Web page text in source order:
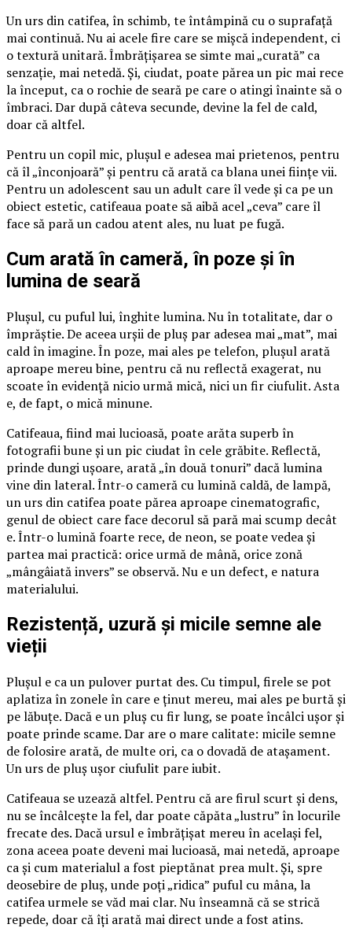
Un urs din catifea, în schimb, te întâmpină cu o suprafață
mai continuă. Nu ai acele fire care se mișcă independent, ci
o textură unitară. Îmbrățișarea se simte mai „curată” ca
senzație, mai netedă. Și, ciudat, poate părea un pic mai rece
la început, ca o rochie de seară pe care o atingi înainte să o
îmbraci. Dar după câteva secunde, devine la fel de cald,
doar că altfel.
Pentru un copil mic, plușul e adesea mai prietenos, pentru
că îl „înconjoară” și pentru că arată ca blana unei ființe vii.
Pentru un adolescent sau un adult care îl vede și ca pe un
obiect estetic, catifeaua poate să aibă acel „ceva” care îl
face să pară un cadou atent ales, nu luat pe fugă.
Cum arată în cameră, în poze și în
lumina de seară
Plușul, cu puful lui, înghite lumina. Nu în totalitate, dar o
împrăștie. De aceea urșii de pluș par adesea mai „mat”, mai
cald în imagine. În poze, mai ales pe telefon, plușul arată
aproape mereu bine, pentru că nu reflectă exagerat, nu
scoate în evidență nicio urmă mică, nici un fir ciufulit. Asta
e, de fapt, o mică minune.
Catifeaua, fiind mai lucioasă, poate arăta superb în
fotografii bune și un pic ciudat în cele grăbite. Reflectă,
prinde dungi ușoare, arată „în două tonuri” dacă lumina
vine din lateral. Într-o cameră cu lumină caldă, de lampă,
un urs din catifea poate părea aproape cinematografic,
genul de obiect care face decorul să pară mai scump decât
e. Într-o lumină foarte rece, de neon, se poate vedea și
partea mai practică: orice urmă de mână, orice zonă
„mângâiată invers” se observă. Nu e un defect, e natura
materialului.
Rezistență, uzură și micile semne ale
vieții
Plușul e ca un pulover purtat des. Cu timpul, firele se pot
aplatiza în zonele în care e ținut mereu, mai ales pe burtă și
pe lăbuțe. Dacă e un pluș cu fir lung, se poate încâlci ușor și
poate prinde scame. Dar are o mare calitate: micile semne
de folosire arată, de multe ori, ca o dovadă de atașament.
Un urs de pluș ușor ciufulit pare iubit.
Catifeaua se uzează altfel. Pentru că are firul scurt și dens,
nu se încâlcește la fel, dar poate căpăta „lustru” în locurile
frecate des. Dacă ursul e îmbrățișat mereu în același fel,
zona aceea poate deveni mai lucioasă, mai netedă, aproape
ca și cum materialul a fost pieptănat prea mult. Și, spre
deosebire de pluș, unde poți „ridica” puful cu mâna, la
catifea urmele se văd mai clar. Nu înseamnă că se strică
repede, doar că îți arată mai direct unde a fost atins.